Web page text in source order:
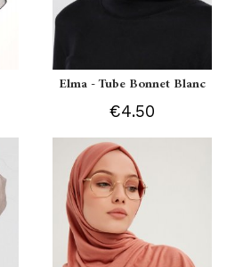
Elma - Tube Bonnet Blanc
€4.50